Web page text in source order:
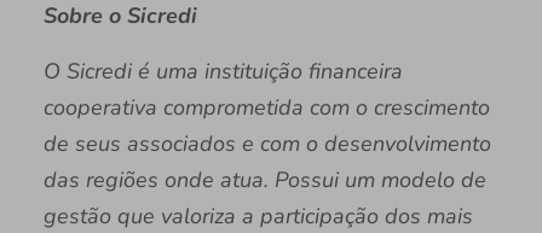
Sobre o Sicredi
O Sicredi é uma instituição financeira
cooperativa comprometida com o crescimento
de seus associados e com o desenvolvimento
das regiões onde atua. Possui um modelo de
gestão que valoriza a participação dos mais